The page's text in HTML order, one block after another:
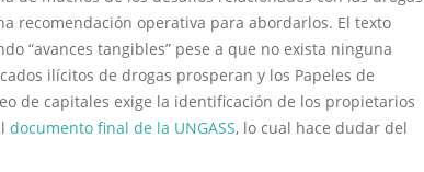
recomendación operativa para abordarlos. El texto
“avances tangibles” pese a que no exista ninguna
ilícitos de drogas prosperan y los Papeles de
de capitales exige la identificación de los propietarios
documento final de la UNGASS, lo cual hace dudar del